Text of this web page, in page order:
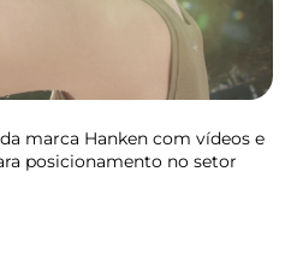
marca Hanken com vídeos e
posicionamento no setor